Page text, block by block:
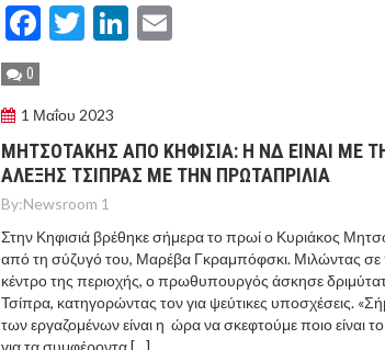
Facebook
TwitterLinkedIn
0
1 Μαΐου 2023
ΜΗΤΣΟΤΑΚΗΣ ΑΠΟ ΚΗΦΙΣΙΑ: Η ΝΔ ΕΙΝΑΙ ΜΕ
ΑΛΕΞΗΣ ΤΣΙΠΡΑΣ ΜΕ ΤΗΝ ΠΡΩΤΑΠΡΙΛΙΑ
By:Newsroom 1
Στην Κηφισιά βρέθηκε σήμερα το πρωί ο Κυριάκος
από τη σύζυγό του, Μαρέβα Γκραμπόφσκι. Μιλώντας σε
κέντρο της περιοχής, ο πρωθυπουργός άσκησε
Τσίπρα, κατηγορώντας τον για ψεύτικες υποσχέσεις.
των εργαζομένων είναι η ώρα να σκεφτούμε ποιο είναι
για τα συμφέροντα […]